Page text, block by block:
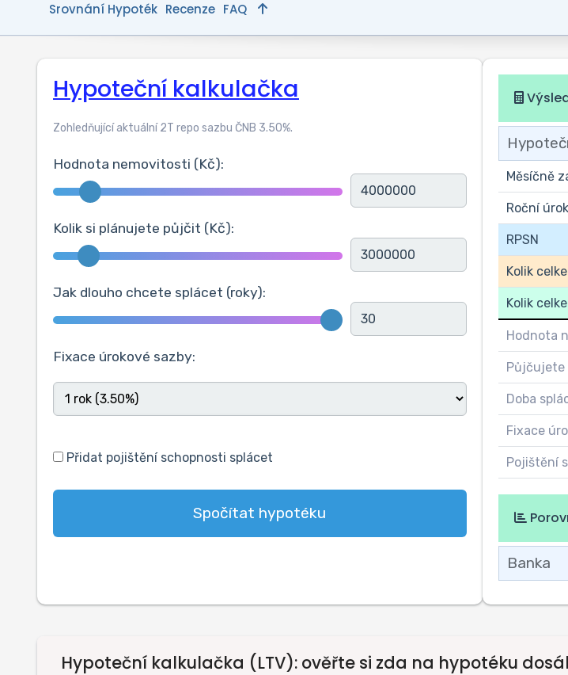
Srovnání Hypoték Recenze FAQ
Hypoteční kalkulačka
Zohledňující aktuální 2T repo sazbu ČNB 3.50%.
Hodnota nemovitosti (Kč):
Kolik si plánujete půjčit (Kč):
Jak dlouho chcete splácet (roky):
Fixace úrokové sazby:
Přidat pojištění schopnosti splácet
Spočítat hypotéku
Měsíčně
Roční
RPSN
Kolik
Kolik
Hodnota
Půjčujete
Doba
Fixace
Pojištění
Banka
Hypoteční kalkulačka (LTV): ověřte si zda na hypotéku